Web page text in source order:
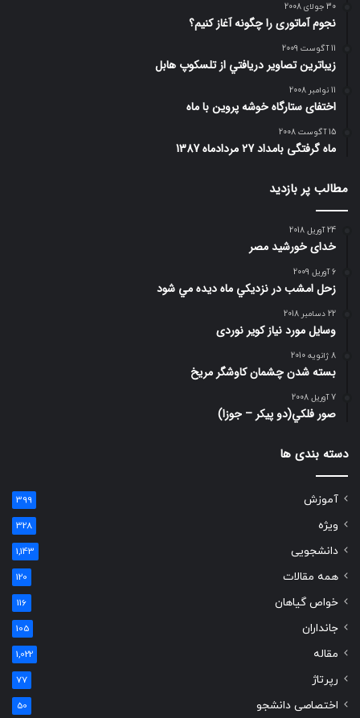
30 جولای 2008
نجوم آماتوری را چگونه آغاز کنیم؟
11 آگوست 2009
زيباترين تصاوير دريافتي از تلسكوپ هابل
11 نوامبر 2008
اختفای ستارگاه خوشه پروین با ماه
15 آگوست 2008
ماه گرفتگی بامداد 27 مردادماه 1387
مطالب پر بازدید
24 آوریل 2018
خدای خورشید مصر
6 آوریل 2009
زحل امشب در نزديكي ماه ديده مي شود
22 دسامبر 2018
وسایل مورد نیاز کویر نوردی
8 ژانویه 2010
بسته شدن چشمان کاوشگر مريخ
7 آوریل 2008
صور فلكي(دو پیکر – جوزا)
دسته بندی ها
آموزش 399
ویژه 328
دانشجویی 1,143
همه مقالات 120
خواص گیاهان 116
جانداران 105
مقاله 1,022
رپرتاژ 77
اختصاصی دانشجو 50